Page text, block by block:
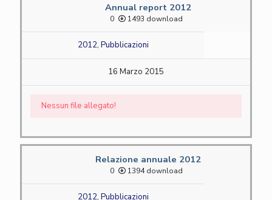
Annual report 2012
0 1493 download
2012, Pubblicazioni
16 Marzo 2015
Nessun file allegato!
Relazione annuale 2012
0 1394 download
2012, Pubblicazioni